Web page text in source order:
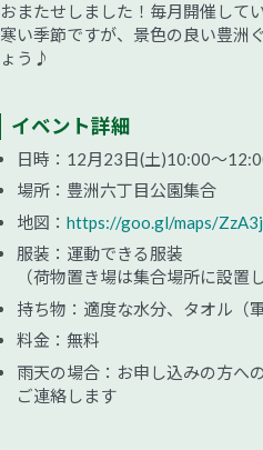
おまたせしました！毎月開催して
寒い季節ですが、景色の良い豊洲
ょう♪
イベント詳細
日時：12月23日(土)10:00～
場所：豊洲六丁目公園集合
地図： https://goo.gl/maps/
服装：運動できる服装
（荷物置き場は集合場所に設置
持ち物：適度な水分、タオル（
料金：無料
雨天の場合：お申し込みの方へ
ご連絡します